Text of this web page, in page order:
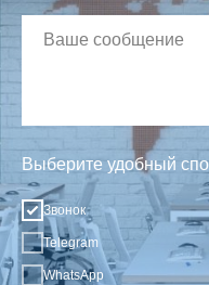
Выберите удобный
Звонок
Telegram
WhatsApp